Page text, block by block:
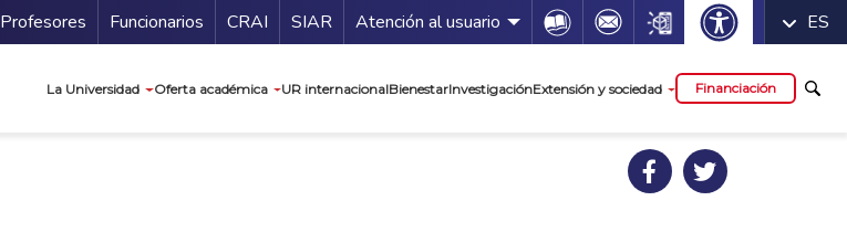
Profesores Funcionarios Guía de servicios
CRAI SIAR Atención al usuario Icon Icon Icon ES
La Universidad Oferta académica UR internacionalBienestarInvestigaciónExtensión y sociedad Financiación